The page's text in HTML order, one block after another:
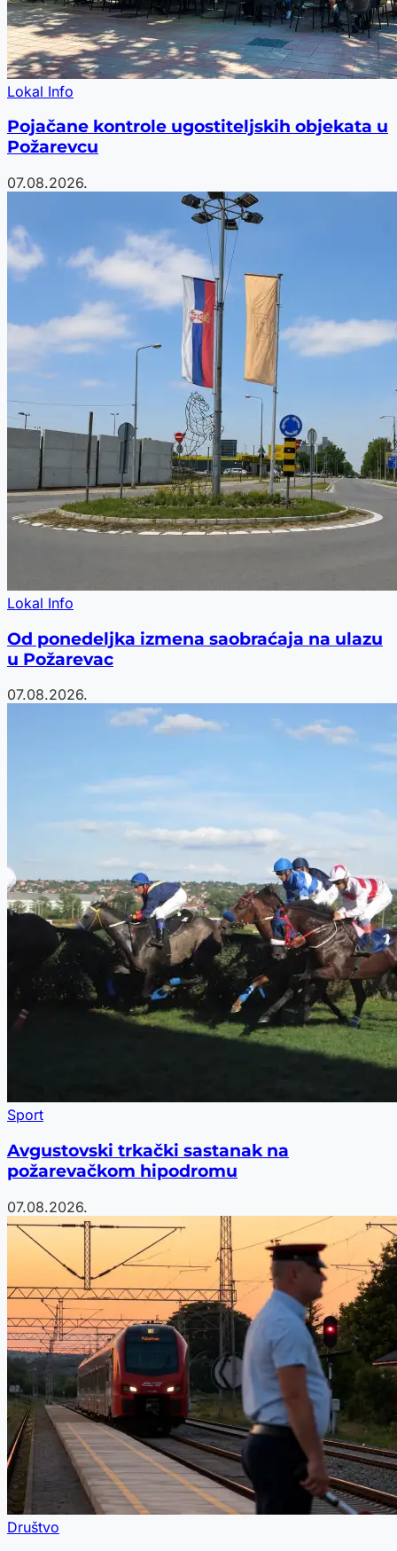
Lokal Info
Pojačane kontrole ugostiteljskih objekata u
Požarevcu
07.08.2026.
Lokal Info
Od ponedeljka izmena saobraćaja na ulazu
u Požarevac
07.08.2026.
Sport
Avgustovski trkački sastanak na
požarevačkom hipodromu
07.08.2026.
Društvo